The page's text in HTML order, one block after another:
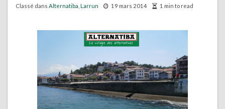
Classé dans Alternatiba Larrun 19 mars 2014 1 min to read